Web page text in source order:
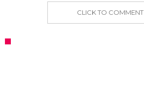
CLICK TO COMMENT